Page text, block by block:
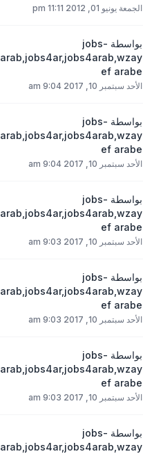
الجمعة يونيو 01, 2012 11:11 pm
بواسطة jobs-
arab,jobs4ar,jobs4arab,wzay
ef arabe
الأحد سبتمبر 10, 2017 9:04 am
بواسطة jobs-
arab,jobs4ar,jobs4arab,wzay
ef arabe
الأحد سبتمبر 10, 2017 9:04 am
بواسطة jobs-
arab,jobs4ar,jobs4arab,wzay
ef arabe
الأحد سبتمبر 10, 2017 9:03 am
بواسطة jobs-
arab,jobs4ar,jobs4arab,wzay
ef arabe
الأحد سبتمبر 10, 2017 9:03 am
بواسطة jobs-
arab,jobs4ar,jobs4arab,wzay
ef arabe
الأحد سبتمبر 10, 2017 9:03 am
بواسطة jobs-
arab,jobs4ar,jobs4arab,wzay